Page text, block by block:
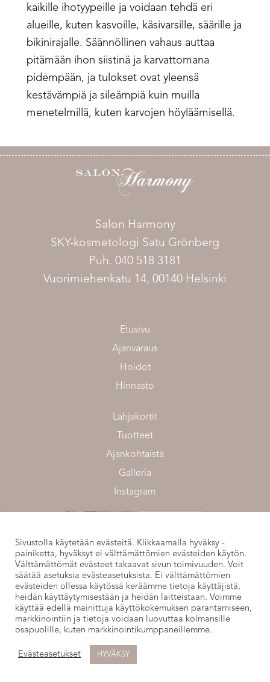
kaikille ihotyypeille ja voidaan tehdä eri
alueille, kuten kasvoille, käsivarsille, säärille ja
bikinirajalle. Säännöllinen vahaus auttaa
pitämään ihon siistinä ja karvattomana
pidempään, ja tulokset ovat yleensä
kestävämpiä ja sileämpiä kuin muilla
menetelmillä, kuten karvojen höyläämisellä.
Salon Harmony
SKY-kosmetologi Satu Grönberg
Puh. 040 518 3181
Vuorimiehenkatu 14, 00140 Helsinki
Etusivu
Ajanvaraus
Hoidot
Hinnasto
Lahjakortit
Tuotteet
Ajankohtaista
Galleria
Instagram
Instagram•
Sivustolla käytetään evästeitä. Klikkaamalla hyväksy -
painiketta, hyväksyt ei välttämättömien evästeiden käytön.
Välttämättömät evästeet takaavat sivun toimivuuden. Voit
säätää asetuksia evästeasetuksista. Ei välttämättömien
evästeiden ollessa käytössä keräämme tietoja käyttäjistä,
heidän käyttäytymisestään ja heidän laitteistaan. Voimme
käyttää edellä mainittuja käyttökokemuksen parantamiseen,
markkinointiin ja tietoja voidaan luovuttaa kolmansille
osapuolille, kuten markkinointikumppaneillemme.
Evästeasetukset HYVÄKSY